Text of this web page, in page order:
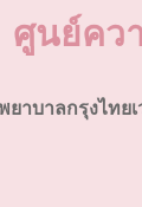
ศูนย์คว
ยาบาลกรุงไท